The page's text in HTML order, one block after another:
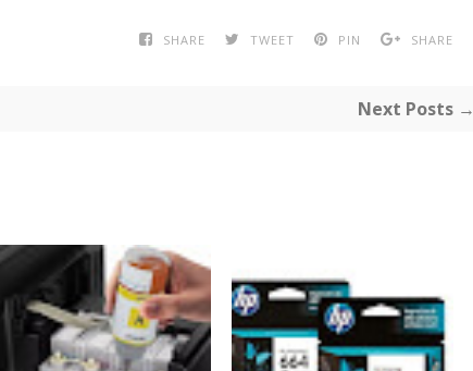
SHARE TWEET PIN SHARE
Next Posts →